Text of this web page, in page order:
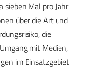
sieben Mal pro Jahr
über die Art und
die
mit Medien,
im Einsatzgebiet